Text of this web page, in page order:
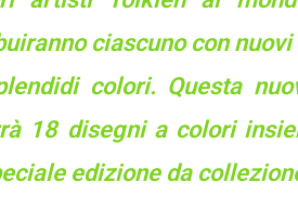
ciascuno con
colori. Questa
18 disegni a colori
edizione da